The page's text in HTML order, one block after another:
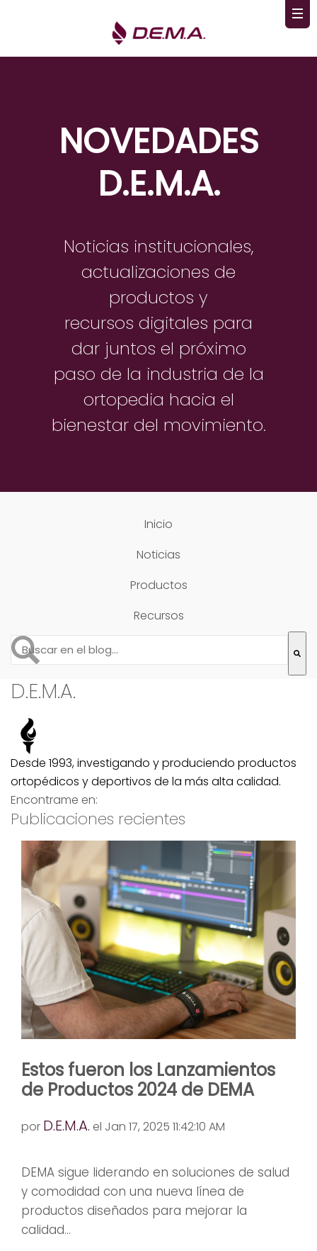
NOVEDADES
D.E.M.A.
Noticias institucionales,
actualizaciones de
productos y
recursos digitales para
dar juntos el próximo
paso de la industria de la
ortopedia hacia el
bienestar del movimiento.
Inicio
Noticias
Productos
Recursos
Esto es un campo de búsqueda con una función de
No hay sugerencias porque el campo de búsqueda
D.E.M.A.
Desde 1993, investigando y produciendo productos
ortopédicos y deportivos de la más alta calidad.
Encontrame en:
Publicaciones recientes
Estos fueron los Lanzamientos
de Productos 2024 de DEMA
por D.E.M.A. el Jan 17, 2025 11:42:10 AM
DEMA sigue liderando en soluciones de salud
y comodidad con una nueva línea de
productos diseñados para mejorar la
calidad...